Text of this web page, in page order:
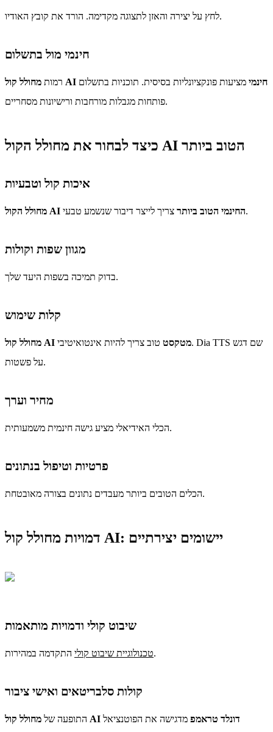
לחץ על יצירה והאזן לתצוגה מקדימה. הורד את קובץ האודיו.
חינמי מול בתשלום
רמות מחולל קול AI חינמי מציעות פונקציונליות בסיסית. תוכניות בתשלום
פותחות מגבלות מורחבות ורישיונות מסחריים.
כיצד לבחור את מחולל הקול AI הטוב ביותר
איכות קול וטבעיות
מחולל הקול AI החינמי הטוב ביותרצריך לייצר דיבור שנשמע טבעי.
מגוון שפות וקולות
בדוק תמיכה בשפות היעד שלך.
קלות שימוש
מחולל קול AI מטקסט טוב צריך להיות אינטואיטיבי. Dia TTS שם דגש
על פשטות.
מחיר וערך
הכלי האידיאלי מציע גישה חינמית משמעותית.
פרטיות וטיפול בנתונים
הכלים הטובים ביותר מעבדים נתונים בצורה מאובטחת.
דמויות מחולל קול AI: יישומים יצירתיים
שיבוט קולי ודמויות מותאמות
טכנולוגיית שיבוט קוליהתקדמה במהירות.
קולות סלבריטאים ואישי ציבור
התופעה של מחולל קול AI דונלד טראמפ מדגישה את הפוטנציאל